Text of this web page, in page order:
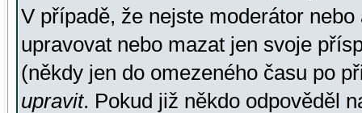
V případě, že nejste moderátor
upravovat nebo mazat jen svoje
(někdy jen do omezeného času po
upravit. Pokud již někdo odpověděl